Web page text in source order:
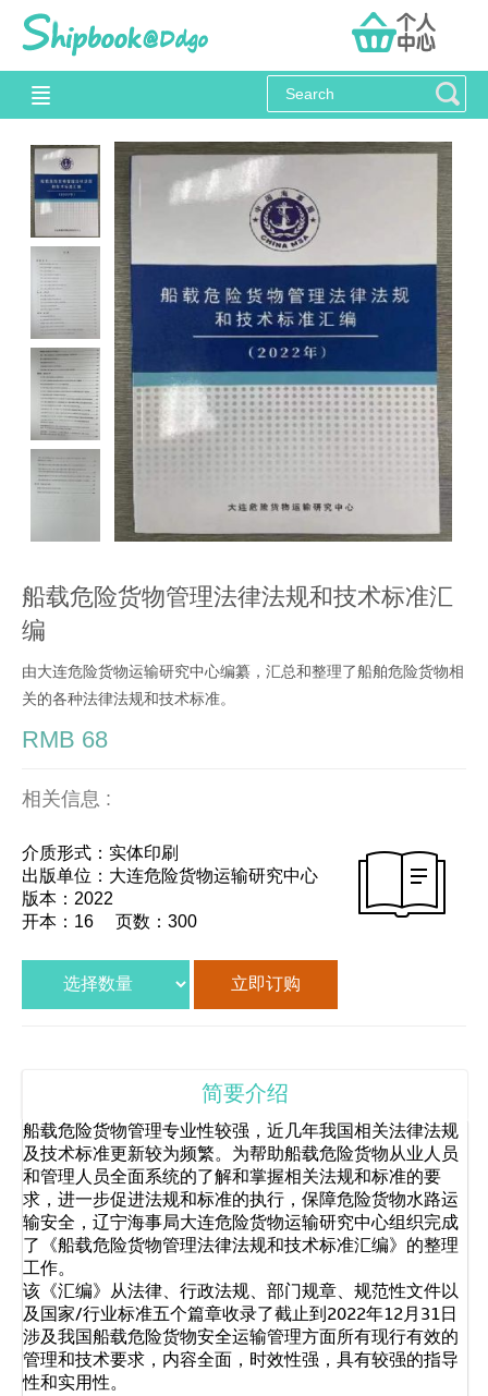
船载危险货物管理法律法规和技术标准汇
编
由大连危险货物运输研究中心编纂，汇总和整理了船舶危险货物相
关的各种法律法规和技术标准。
RMB 68
相关信息 :
介质形式：实体印刷
出版单位：大连危险货物运输研究中心
版本：2022
开本：16 页数：300
简要介绍
船载危险货物管理专业性较强，近几年我国相关法律法规
及技术标准更新较为频繁。为帮助船载危险货物从业人员
和管理人员全面系统的了解和掌握相关法规和标准的要
求，进一步促进法规和标准的执行，保障危险货物水路运
输安全，辽宁海事局大连危险货物运输研究中心组织完成
了《船载危险货物管理法律法规和技术标准汇编》的整理
工作。
该《汇编》从法律、行政法规、部门规章、规范性文件以
及国家/行业标准五个篇章收录了截止到2022年12月31日
涉及我国船载危险货物安全运输管理方面所有现行有效的
管理和技术要求，内容全面，时效性强，具有较强的指导
性和实用性。